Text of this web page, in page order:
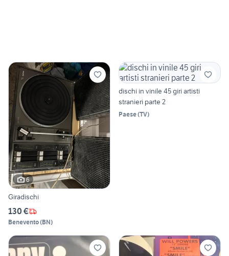
6
Giradischi
130 €
Benevento(BN)
dischi in vinile 45 giri artisti
stranieri parte 2
Paese(TV)